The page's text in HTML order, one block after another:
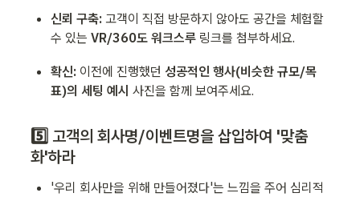
신뢰 구축: 고객이 직접 방문하지 않아도 공간을 체험할
수 있는 VR/360도 워크스루 링크를 첨부하세요.
확신: 이전에 진행했던 성공적인 행사(비슷한 규모/목
표)의 세팅 예시 사진을 함께 보여주세요.
5️⃣ 고객의 회사명/이벤트명을 삽입하여 '맞춤
화'하라
'우리 회사만을 위해 만들어졌다'는 느낌을 주어 심리적